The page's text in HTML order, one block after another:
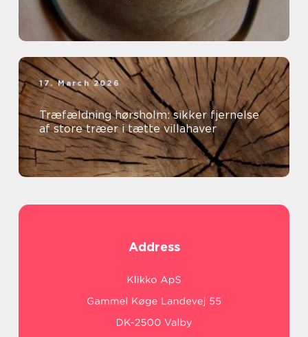
17. March 2026
Træfældning hørsholm: sikker fjernelse
af store træer i tætte villahaver
Address